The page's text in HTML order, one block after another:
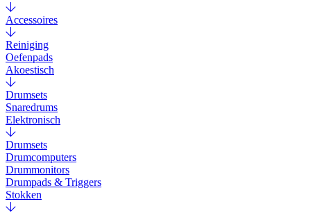
Accessoires
Reiniging
Oefenpads
Akoestisch
Drumsets
Snaredrums
Elektronisch
Drumsets
Drumcomputers
Drummonitors
Drumpads & Triggers
Stokken